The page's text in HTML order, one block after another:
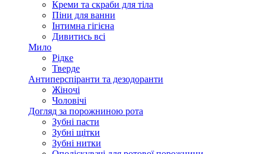
Креми та скраби для тіла
Піни для ванни
Інтимна гігієна
Дивитись всі
Мило
Рідке
Тверде
Антиперспіранти та дезодоранти
Жіночі
Чоловічі
Догляд за порожниною рота
Зубні пасти
Зубні щітки
Зубні нитки